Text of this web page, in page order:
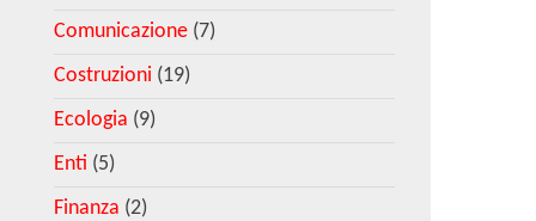
Comunicazione (7)
Costruzioni (19)
Ecologia (9)
Enti (5)
Finanza (2)